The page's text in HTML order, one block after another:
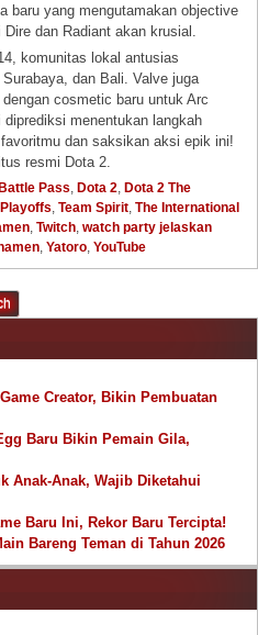
baru yang mengutamakan objective
dan Radiant akan krusial.
komunitas lokal antusias
dan Bali. Valve juga
cosmetic baru untuk Arc
menentukan langkah
dan saksikan aksi epik ini!
resmi Dota 2.
Pass, Dota 2, Dota 2 The
Playoffs, Team Spirit, The International
, Twitch, watch party jelaskan
, Yatoro, YouTube
Creator, Bikin Pembuatan
Baru Bikin Pemain Gila,
Anak-Anak, Wajib Diketahui
Baru Ini, Rekor Baru Tercipta!
Bareng Teman di Tahun 2026